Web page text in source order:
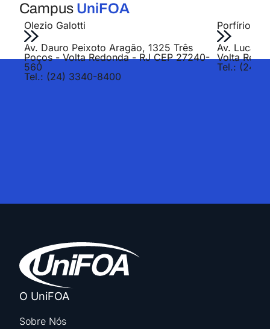
Campus UniFOA
Olezio Galotti
Av. Dauro Peixoto Aragão, 1325 Três
Poços - Volta Redonda - RJ CEP 27240-
560
Tel.: (24) 3340-8400
Porfírio
Av. Lucas
Volta
Tel.: (24)
O UniFOA
Sobre Nós